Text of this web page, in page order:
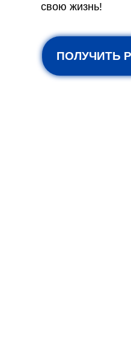
ПОЛУЧИТЬ
свою жизнь!